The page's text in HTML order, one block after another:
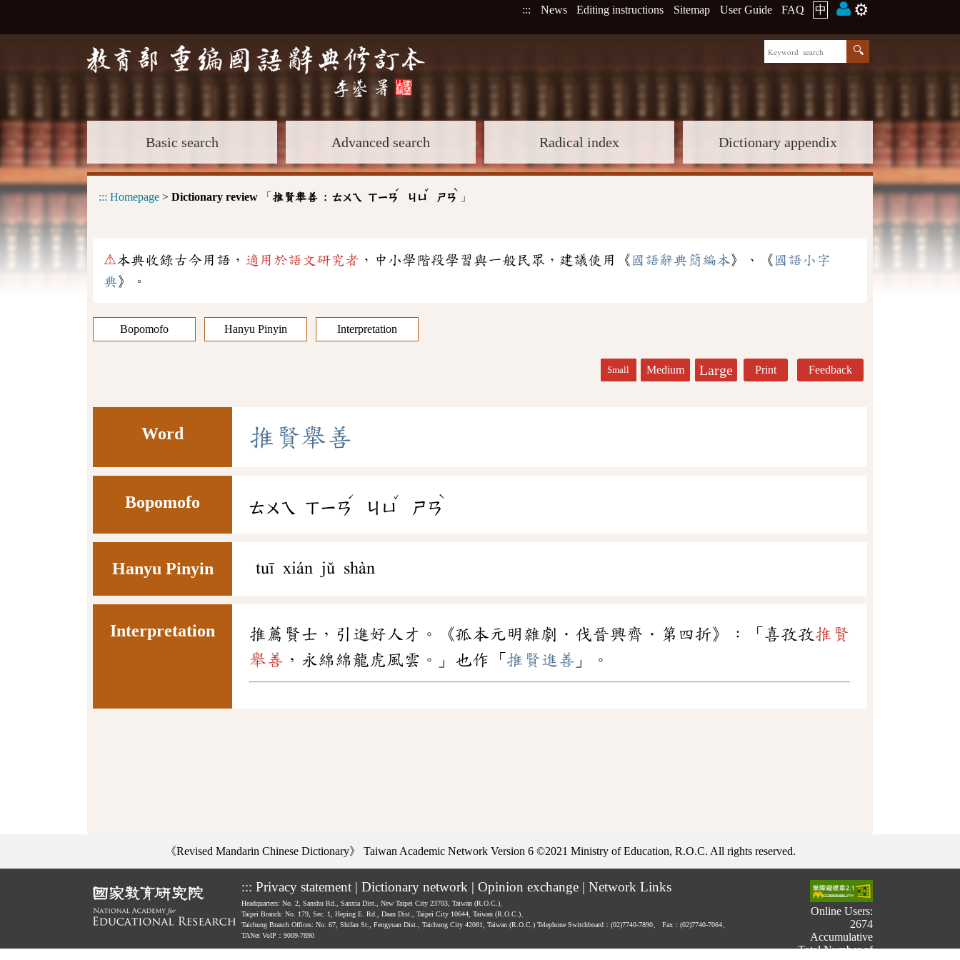
::: News Editing instructions Sitemap User Guide FAQ 中 ⚙️
Basic search Advanced search Radical index Dictionary appendix
::: Homepage > Dictionary review 「 推賢舉善 : ㄊㄨㄟ ㄒㄧㄢ
ˊ
ㄐㄩ
ˇ
ㄕㄢ
ˋ
」
⚠本典收錄古今用語， 適用於語文研究者 ，中小學階段學習與一般民眾，建議使用《 國語辭典簡編本》、《 國語小字
典》。
Bopomofo Hanyu Pinyin Interpretation
Small Medium Large Print Feedback
Word 推 賢舉善
Bopomofo ㄊㄨㄟ ㄒㄧㄢ
ˊ
ㄐㄩ
ˇ
ㄕㄢ
ˋ
Hanyu Pinyin tuī xián jǔ shàn
Interpretation 推薦賢士，引進好人才。《孤本元明雜劇．伐晉興齊．第四折》：「喜孜孜推賢
舉善 ，永綿綿龍虎風雲。」也作「 推賢進善 」。
《Revised Mandarin Chinese Dictionary》 Taiwan Academic Network Version 6 ©2021 Ministry of Education, R.O.C. All rights reserved.
::: Privacy statement | Dictionary network | Opinion exchange | Network Links
Headquarters: No. 2, Sanshu Rd., Sanxia Dist., New Taipei City 23703, Taiwan (R.O.C.)、
Taipei Branch: No. 179, Sec. 1, Heping E. Rd., Daan Dist., Taipei City 10644, Taiwan (R.O.C.)、
Taichung Branch Offices: No. 67, Shifan St., Fengyuan Dist., Taichung City 42081, Taiwan (R.O.C.) Telephone Switchboard：(02)7740-7890、
Fax：(02)7740-7064、
TANet VoIP：9009-7890
Online Users:
2674
Accumulative
Total Number of